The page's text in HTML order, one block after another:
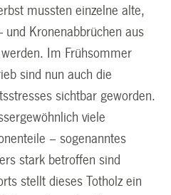
mussten einzelne alte,
und Kronenabbrüchen aus
Im Frühsommer
sind nun auch die
sichtbar geworden.
viele
– sogenanntes
stark betroffen sind
stellt dieses Totholz ein